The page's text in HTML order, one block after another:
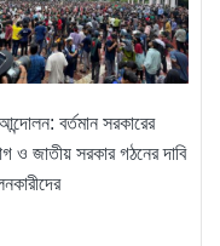
বর্তমান সরকারের
ও জাতীয় সরকার গঠনের দাবি